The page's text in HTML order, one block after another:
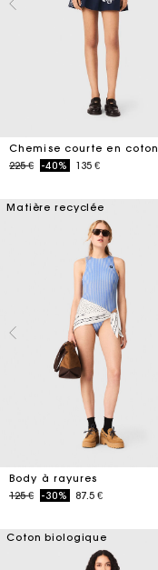
Chemise courte en coton
Price reduced from
225 €to-40% 135 €
Matière recyclée
Body à rayures
Price reduced from
125 €to-30% 87.5 €
Coton biologique